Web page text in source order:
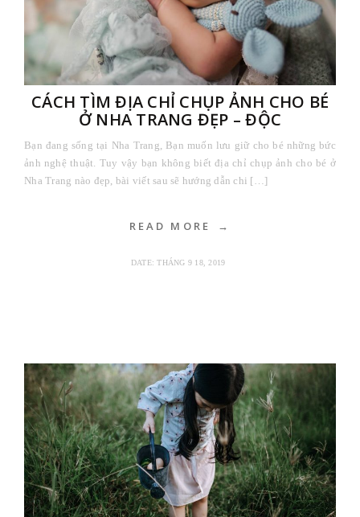
CÁCH TÌM ĐỊA CHỈ CHỤP ẢNH CHO BÉ
Ở NHA TRANG ĐẸP – ĐỘC
Bạn đang sống tại Nha Trang, Bạn muốn lưu giữ cho bé những bức
ảnh nghệ thuật. Tuy vậy bạn không biết địa chỉ chụp ảnh cho bé ở
Nha Trang nào đẹp, bài viết sau sẽ hướng dẫn chi […]
READ MORE
DATE:THÁNG 9 18, 2019